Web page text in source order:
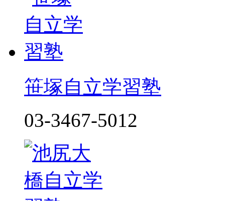
笹塚自立学習塾
03-3467-5012